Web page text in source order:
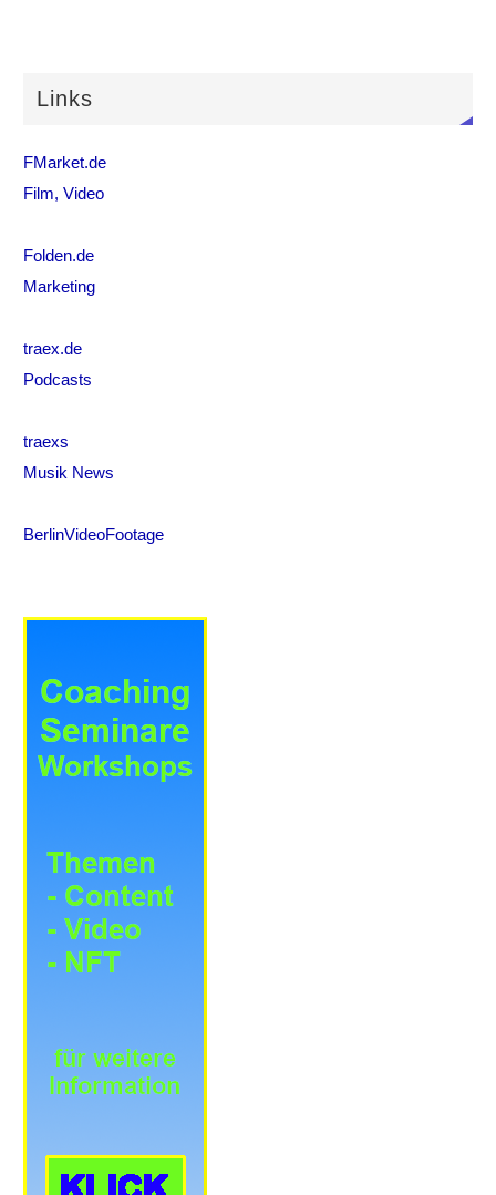
Links
FMarket.de
Film, Video
Folden.de
Marketing
traex.de
Podcasts
traexs
Musik News
BerlinVideoFootage